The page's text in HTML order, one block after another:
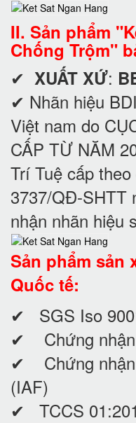
II. Sản phẩm
Chống Trộm"
✔ XUẤT XỨ:
✔ Nhãn hiệu
Việt nam do
CẤP TỪ NĂM
Trí Tuệ cấp
3737/QĐ-SHTT
nhận nhãn hiệu
Sản phẩm sản
Quốc tế:
✔ SGS Iso
✔ Chứng nhận
✔ Chứng nhận
(IAF)
✔ TCCS